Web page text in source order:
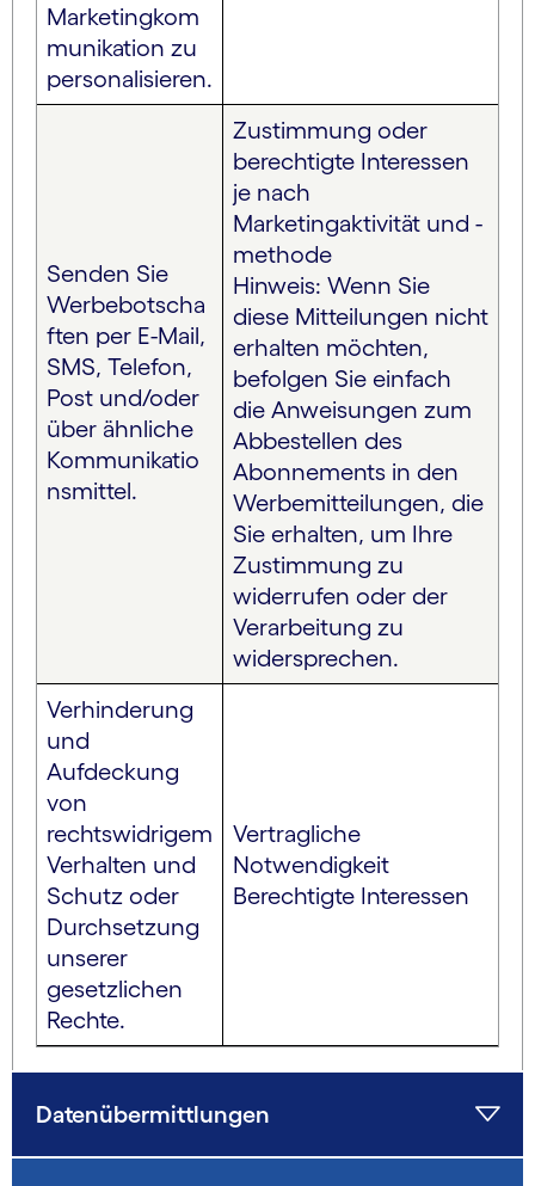
Marketingkom
munikation zu
personalisieren.
Senden Sie
Werbebotscha
ften per E-Mail,
SMS, Telefon,
Post und/oder
über ähnliche
Kommunikatio
nsmittel.
Zustimmung oder
berechtigte Interessen
je nach
Marketingaktivität und -
methode
Hinweis: Wenn Sie
diese Mitteilungen nicht
erhalten möchten,
befolgen Sie einfach
die Anweisungen zum
Abbestellen des
Abonnements in den
Werbemitteilungen, die
Sie erhalten, um Ihre
Zustimmung zu
widerrufen oder der
Verarbeitung zu
widersprechen.
Verhinderung
und
Aufdeckung
von
rechtswidrigem
Verhalten und
Schutz oder
Durchsetzung
unserer
gesetzlichen
Rechte.
Vertragliche
Notwendigkeit
Berechtigte Interessen
Datenübermittlungen